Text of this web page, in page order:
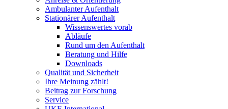
Ambulanter Aufenthalt
Stationärer Aufenthalt
Wissenswertes vorab
Abläufe
Rund um den Aufenthalt
Beratung und Hilfe
Downloads
Qualität und Sicherheit
Ihre Meinung zählt!
Beitrag zur Forschung
Service